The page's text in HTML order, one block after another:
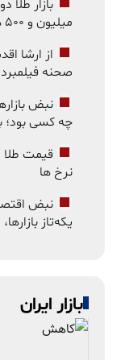
میلیون و ۵۰۰ هزار تومان شد
صحنه
چه کسی بود؛
نرخ ها
یکه‌تاز
بازار ایران